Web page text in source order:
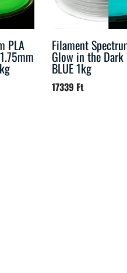
PLA Filament
Glow in the Dark
BLUE 1kg
17339 Ft